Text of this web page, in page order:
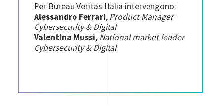
Per Bureau Veritas Italia intervengono:
Alessandro Ferrari, Product Manager
Cybersecurity & Digital
Valentina Mussi, National market leader
Cybersecurity & Digital